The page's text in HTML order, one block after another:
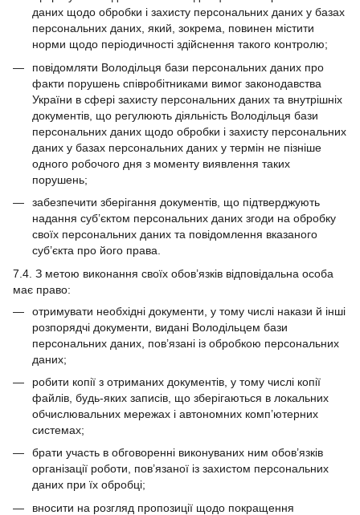
даних щодо обробки і захисту персональних даних у базах
персональних даних, який, зокрема, повинен містити
норми щодо періодичності здійснення такого контролю;
повідомляти Володільця бази персональних даних про
факти порушень співробітниками вимог законодавства
України в сфері захисту персональних даних та внутрішніх
документів, що регулюють діяльність Володільця бази
персональних даних щодо обробки і захисту персональних
даних у базах персональних даних у термін не пізніше
одного робочого дня з моменту виявлення таких
порушень;
забезпечити зберігання документів, що підтверджують
надання суб’єктом персональних даних згоди на обробку
своїх персональних даних та повідомлення вказаного
суб’єкта про його права.
7.4. З метою виконання своїх обов’язків відповідальна особа
має право:
отримувати необхідні документи, у тому числі накази й інші
розпорядчі документи, видані Володільцем бази
персональних даних, пов’язані із обробкою персональних
даних;
робити копії з отриманих документів, у тому числі копії
файлів, будь-яких записів, що зберігаються в локальних
обчислювальних мережах і автономних комп’ютерних
системах;
брати участь в обговоренні виконуваних ним обов’язків
організації роботи, пов’язаної із захистом персональних
даних при їх обробці;
вносити на розгляд пропозиції щодо покращення